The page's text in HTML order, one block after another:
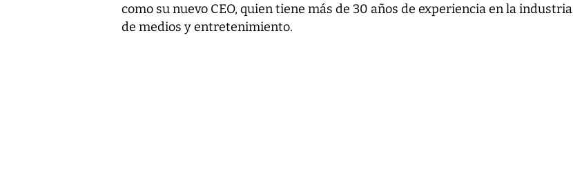
como su nuevo CEO, quien tiene más de 30 años de experiencia en la industria
de medios y entretenimiento.